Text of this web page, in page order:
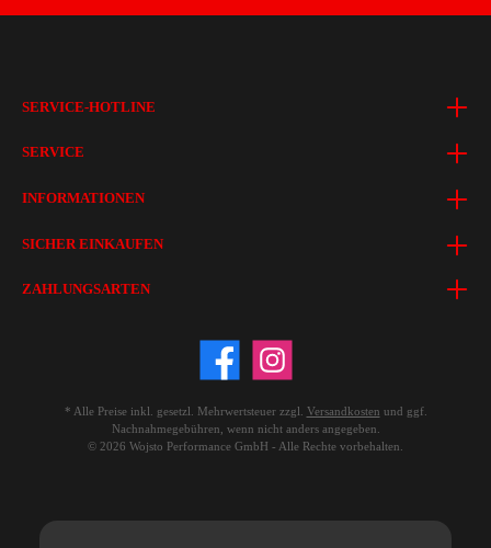
SERVICE-HOTLINE
SERVICE
INFORMATIONEN
SICHER EINKAUFEN
ZAHLUNGSARTEN
* Alle Preise inkl. gesetzl. Mehrwertsteuer zzgl. Versandkosten und ggf.
Nachnahmegebühren, wenn nicht anders angegeben.
© 2026 Wojsto Performance GmbH - Alle Rechte vorbehalten.